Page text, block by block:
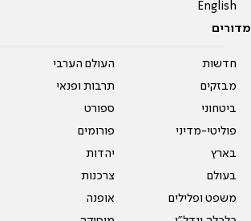
English
מדורים
חדשות
מבזקים
ביטחוני
פוליטי-מדיני
בארץ
בעולם
משפט ופלילים
העולם הערבי
תרבות ופנאי
ספורט
פורומים
יהדות
צרכנות
אופנה